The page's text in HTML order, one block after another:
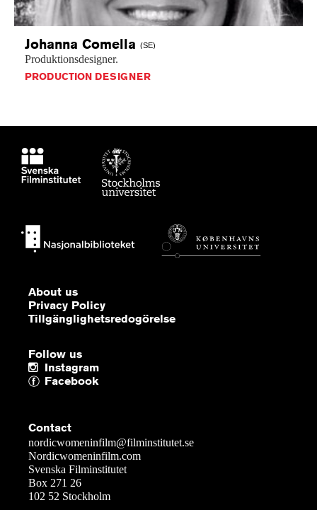
Johanna Comella (SE)
Produktionsdesigner.
PRODUCTION DESIGNER
About us
Privacy Policy
Tillgänglighetsredogörelse
Follow us
Instagram
Facebook
Contact
nordicwomeninfilm@filminstitutet.se
Nordicwomeninfilm.com
Svenska Filminstitutet
Box 271 26
102 52 Stockholm